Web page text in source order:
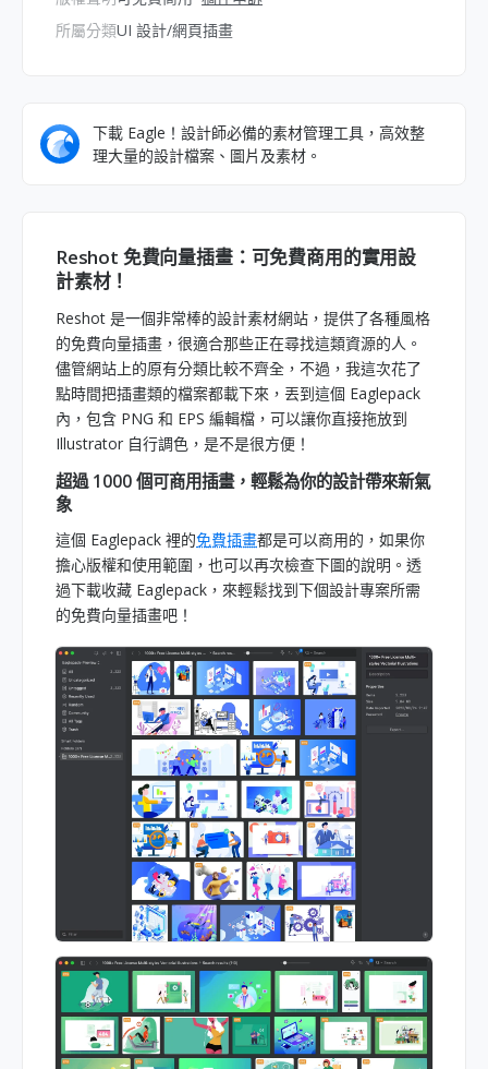
所屬分類UI 設計/網頁插畫
下載 Eagle！設計師必備的素材管理工具，高效整
理大量的設計檔案、圖片及素材。
Reshot 免費向量插畫：可免費商用的實用設
計素材！
Reshot 是一個非常棒的設計素材網站，提供了各種風格
的免費向量插畫，很適合那些正在尋找這類資源的人。
儘管網站上的原有分類比較不齊全，不過，我這次花了
點時間把插畫類的檔案都載下來，丟到這個 Eaglepack
內，包含 PNG 和 EPS 編輯檔，可以讓你直接拖放到
Illustrator 自行調色，是不是很方便！
超過 1000 個可商用插畫，輕鬆為你的設計帶來新氣
象
這個 Eaglepack 裡的免費插畫都是可以商用的，如果你
擔心版權和使用範圍，也可以再次檢查下圖的說明。透
過下載收藏 Eaglepack，來輕鬆找到下個設計專案所需
的免費向量插畫吧！